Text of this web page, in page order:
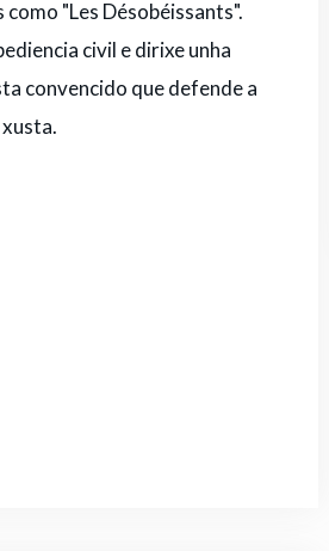
"Les Désobéissants".
civil e dirixe unha
convencido que defende a